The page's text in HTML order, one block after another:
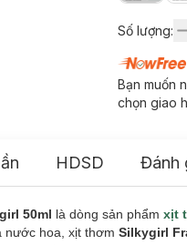
Số lượng:
Bạn muốn
chọn giao
HDSD Đánh
50ml là dòng sản phẩm xịt
nước hoa, xịt thơm Silkygirl